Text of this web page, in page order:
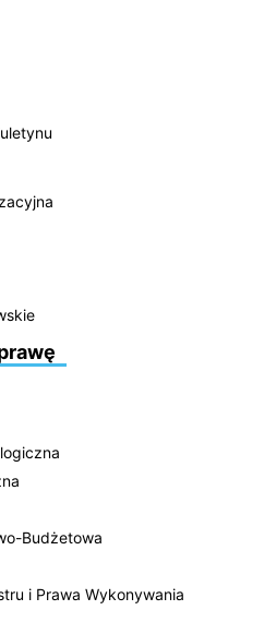
Budżetowa
i Prawa Wykonywania